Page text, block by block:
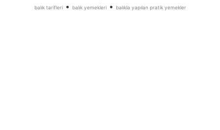
balık tarifleri• balık yemekleri• balıkla yapılan pratik yemekler